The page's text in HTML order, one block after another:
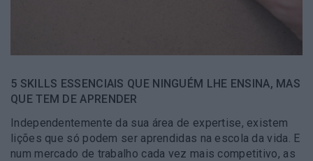
5 SKILLS ESSENCIAIS QUE NINGUÉM LHE ENSINA, MAS
QUE TEM DE APRENDER
Independentemente da sua área de expertise, existem
lições que só podem ser aprendidas na escola da vida. E
num mercado de trabalho cada vez mais competitivo, as